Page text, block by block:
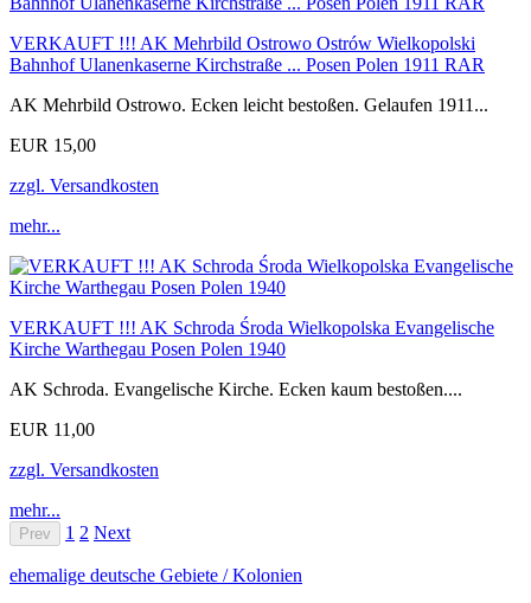
VERKAUFT !!! AK Mehrbild Ostrowo Ostrów Wielkopolski
Bahnhof Ulanenkaserne Kirchstraße ... Posen Polen 1911 RAR
AK Mehrbild Ostrowo. Ecken leicht bestoßen. Gelaufen 1911...
EUR 15,00
zzgl. Versandkosten
mehr...
VERKAUFT !!! AK Schroda Środa Wielkopolska Evangelische
Kirche Warthegau Posen Polen 1940
AK Schroda. Evangelische Kirche. Ecken kaum bestoßen....
EUR 11,00
zzgl. Versandkosten
mehr...
Prev 1 2 Next
ehemalige deutsche Gebiete / Kolonien